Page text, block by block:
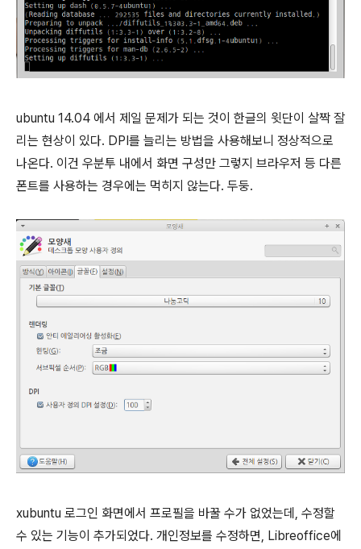
ubuntu 14.04 에서 제일 문제가 되는 것이 한글의 윗단이 살짝 잘
리는 현상이 있다. DPI를 늘리는 방법을 사용해보니 정상적으로
나온다. 이건 우분투 내에서 화면 구성만 그렇지 브라우저 등 다른
폰트를 사용하는 경우에는 먹히지 않는다. 두둥.
xubuntu 로그인 화면에서 프로필을 바꿀 수가 없었는데, 수정할
수 있는 기능이 추가되었다. 개인정보를 수정하면, Libreoffice에